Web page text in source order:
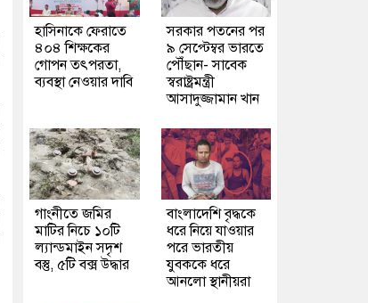
হাসিনাকে ফেরাতে
৪০৪ শিক্ষকের
গোপন তৎপরতা,
ব্যবস্থা নেওয়ার দাবি
সরকার পতনের পর
৯ সেপ্টেম্বর ভারতে
পৌঁছান- সাবেক
স্বরাষ্ট্রমন্ত্রী
আসাদুজ্জামান খান
গাংনীতে জমির
মাটির নিচে ১০টি
ল্যান্ডমাইন সদৃশ
বস্তু, ৫টি বক্স উদ্ধার
বাংলাদেশি বৃদ্ধকে
ধরে নিয়ে যাওয়ার
পরে ভারতীয়
যুবককে ধরে
আনলো স্থানীয়রা